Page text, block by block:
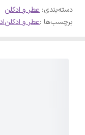
دسته‌بندی: عطر و ادکلن
برچسب‌ها :عطر و ادکلن